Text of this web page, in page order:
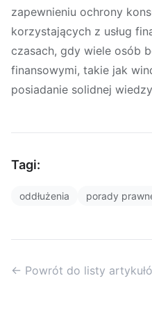
zapewnieniu ochrony
korzystających z usług
czasach, gdy wiele osób
finansowymi, takie jak
posiadanie solidnej
Tagi:
oddłużenia porady
← Powrót do listy